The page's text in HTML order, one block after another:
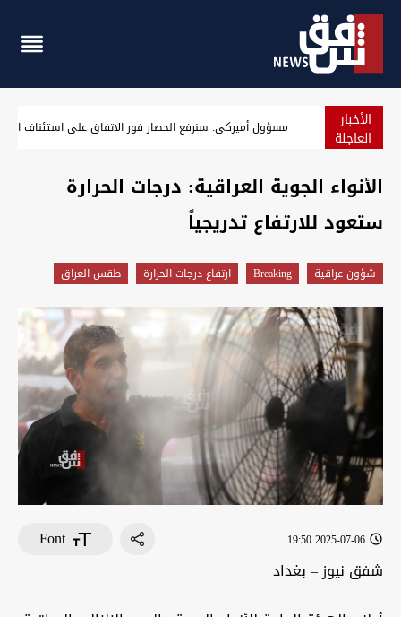
الأخبار
العاجلة اعتقال مدير بلدية الناصرية الأسبق والعثور على 600 معاملة قطعة أرض
الأنواء الجوية العراقية: درجات الحرارة
ستعود للارتفاع تدريجياً
شؤون عراقية Breaking ارتفاع درجات الحرارة طقس العراق
2025-07-06 19:50
Font
شفق نيوز – بغداد